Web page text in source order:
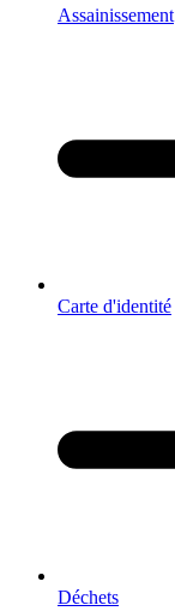
Assainissement
Carte d'identité
Déchets